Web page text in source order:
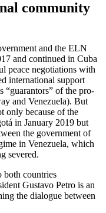
community
and the ELN
and continued in Cuba
peace negotiations with
inter­national support
“guarantors” of the pro­
and Venezuela). But
only because of the
in January 2019 but
the government of
in Venezuela, which
severed.
both countries
Gustavo Petro is an
the dialogue between